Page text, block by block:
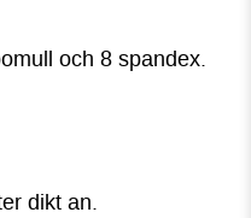
och 8 spandex.
dikt an.